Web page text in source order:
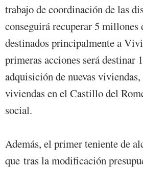
trabajo de coordinación de las
conseguirá recuperar 5 millones
destinados principalmente a
primeras acciones será destinar
adquisición de nuevas
viviendas en el Castillo del
social.
Además, el primer teniente de
que tras la modificación